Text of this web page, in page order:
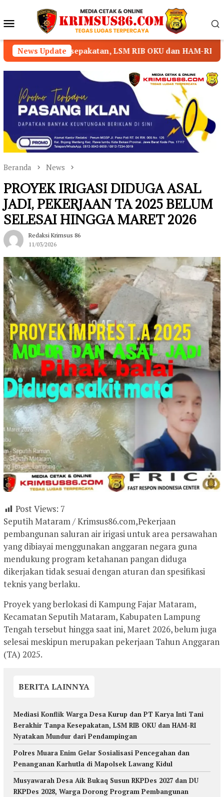
konten Menu
Mobile
News Update
LSM RIB OKU dan HAM-RI Nyatakan Mundur dari
Beranda News
PROYEK IRIGASI DIDUGA ASAL
JADI, PEKERJAAN TA 2025 BELUM
SELESAI HINGGA MARET 2026
Redaksi Krimsus 86
11/03/2026
Post Views: 7
Seputih Mataram / Krimsus86.com,Pekerjaan
pembangunan saluran air irigasi untuk area persawahan
yang dibiayai menggunakan anggaran negara guna
mendukung program ketahanan pangan diduga
dikerjakan tidak sesuai dengan aturan dan spesifikasi
teknis yang berlaku.
Proyek yang berlokasi di Kampung Fajar Mataram,
Kecamatan Seputih Mataram, Kabupaten Lampung
Tengah tersebut hingga saat ini, Maret 2026, belum juga
selesai meskipun merupakan pekerjaan Tahun Anggaran
(TA) 2025.
BERITA LAINNYA
Mediasi Konflik Warga Desa Kurup dan PT Karya Inti Tani
Berakhir Tanpa Kesepakatan, LSM RIB OKU dan HAM-RI
Nyatakan Mundur dari Pendampingan
Polres Muara Enim Gelar Sosialisasi Pencegahan dan
Penanganan Karhutla di Mapolsek Lawang Kidul
Musyawarah Desa Aik Bukaq Susun RKPDes 2027 dan DU
RKPDes 2028, Warga Dorong Program Pembangunan